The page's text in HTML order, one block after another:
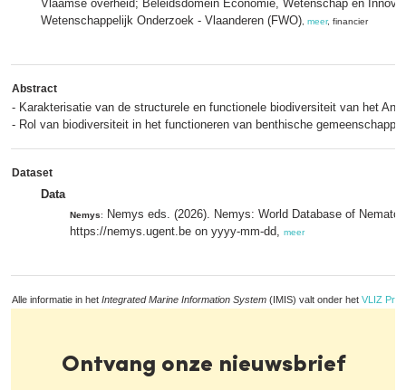
Vlaamse overheid; Beleidsdomein Economie, Wetenschap en
Wetenschappelijk Onderzoek - Vlaanderen (FWO) meer, financier
Abstract
- Karakterisatie van de structurele en functionele biodiversiteit van het
- Rol van biodiversiteit in het functioneren van benthische
Dataset
Data
Nemys:
Nemys eds. (2026). Nemys: World Database of
https://nemys.ugent.be on yyyy-mm-dd, meer
Alle informatie in het Integrated Marine Information System (IMIS) valt onder het VLIZ
Ontvang onze nieuwsbrief